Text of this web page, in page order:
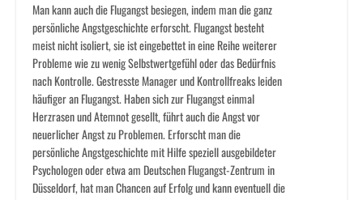
Man kann auch die Flugangst besiegen, indem man die ganz
persönliche Angstgeschichte erforscht. Flugangst besteht
meist nicht isoliert, sie ist eingebettet in eine Reihe weiterer
Probleme wie zu wenig Selbstwertgefühl oder das Bedürfnis
nach Kontrolle. Gestresste Manager und Kontrollfreaks leiden
häufiger an Flugangst. Haben sich zur Flugangst einmal
Herzrasen und Atemnot gesellt, führt auch die Angst vor
neuerlicher Angst zu Problemen. Erforscht man die
persönliche Angstgeschichte mit Hilfe speziell ausgebildeter
Psychologen oder etwa am Deutschen Flugangst-Zentrum in
Düsseldorf, hat man Chancen auf Erfolg und kann eventuell die